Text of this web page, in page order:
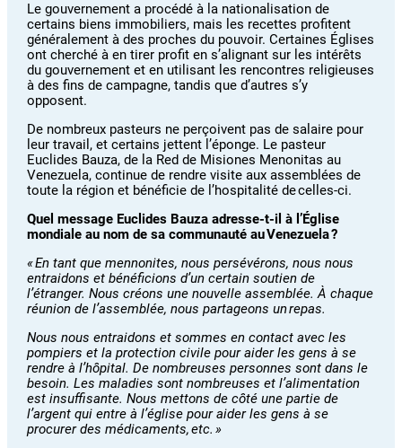
Le gouvernement a procédé à la nationalisation de
certains biens immobiliers, mais les recettes profitent
généralement à des proches du pouvoir. Certaines Églises
ont cherché à en tirer profit en s’alignant sur les intérêts
du gouvernement et en utilisant les rencontres religieuses
à des fins de campagne, tandis que d’autres s’y
opposent.
De nombreux pasteurs ne perçoivent pas de salaire pour
leur travail, et certains jettent l’éponge. Le pasteur
Euclides Bauza, de la Red de Misiones Menonitas au
Venezuela, continue de rendre visite aux assemblées de
toute la région et bénéficie de l’hospitalité de celles-ci.
Quel message Euclides Bauza adresse-t-il à l’Église
mondiale au nom de sa communauté au Venezuela ?
« En tant que mennonites, nous persévérons, nous nous
entraidons et bénéficions d’un certain soutien de
l’étranger. Nous créons une nouvelle assemblée. À chaque
réunion de l’assemblée, nous partageons un repas.
Nous nous entraidons et sommes en contact avec les
pompiers et la protection civile pour aider les gens à se
rendre à l’hôpital. De nombreuses personnes sont dans le
besoin. Les maladies sont nombreuses et l’alimentation
est insuffisante. Nous mettons de côté une partie de
l’argent qui entre à l’église pour aider les gens à se
procurer des médicaments, etc. »